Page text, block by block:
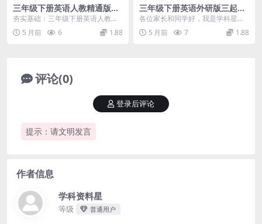
三年级下册英语人教精通版手
写体字帖同步练字电子版资料
夯实基础：三年级下册英语人教精
通版手写体字帖详解 在三年级下册
英语的学习中，一手...
5 月前 6 1.88
三年级下册英语外研版三起点
三大专项知识汇总期末同步复
各位家长和同学好，我是学科星。
进入三年级下册英语的学习，外研
版教材的知识量与语法...
5 月前 7 1.88
评论(0)
提示：请文明发言
登录后评论
作者信息
学科资料星
等级 普通用户